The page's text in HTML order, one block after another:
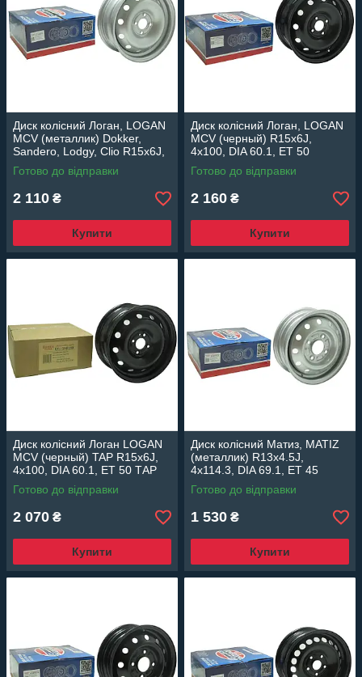
Диск колісний Логан, LOGAN
MCV (металлик) Dokker,
Sandero, Lodgy, Clio R15x6J,
4x100, DIA 60.1, ET 50
EuroEx Венгрия
Готово до відправки
2 110 ₴
Купити
Диск колісний Логан, LOGAN
MCV (черный) R15x6J,
4x100, DIA 60.1, ET 50
EuroEx Венгрия
Готово до відправки
2 160 ₴
Купити
Диск колісний Логан LOGAN
MCV (черный) TAP R15x6J,
4x100, DIA 60.1, ET 50 ТAP
6x15 EuroEx Венгрия
Готово до відправки
2 070 ₴
Купити
Диск колісний Матиз, MATIZ
(металлик) R13x4.5J,
4x114.3, DIA 69.1, ET 45
EuroEx Венгрия
Готово до відправки
1 530 ₴
Купити